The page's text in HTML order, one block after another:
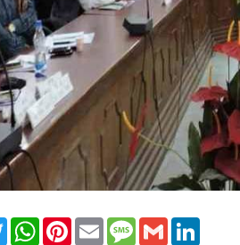
TwitterWhatsAppPinterest
Email Message
Gmail